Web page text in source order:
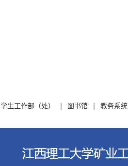
学生工作部（处） 图书馆 教务系统